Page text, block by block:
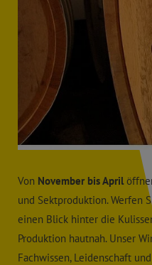
Von November bis April
und Sektproduktion. Werfen
einen Blick hinter die
Produktion hautnah. Unser
Fachwissen, Leidenschaft